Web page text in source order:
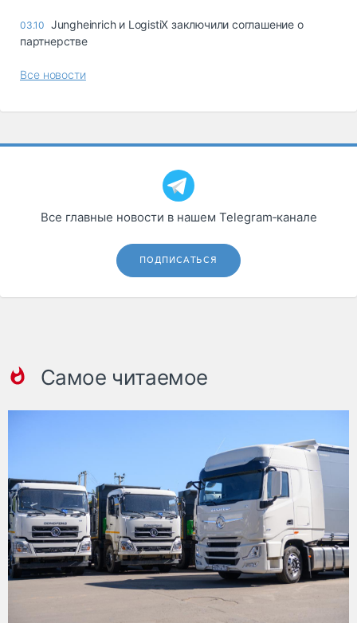
03.10 Jungheinrich и LogistiX заключили соглашение о
партнерстве
Все новости
Все главные новости в нашем Telegram‑канале
ПОДПИСАТЬСЯ
Самое читаемое